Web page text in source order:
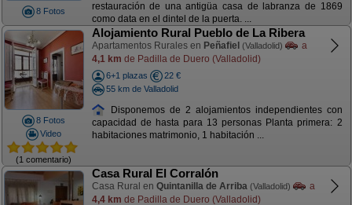
8 Fotos
restauración de una antigüa casa de labranza de 1869
como data en el dintel de la puerta. ...
8 Fotos
Video
(1 comentario)
Alojamiento Rural Pueblo de La Ribera
Apartamentos Rurales en Peñafiel (Valladolid)
a
4,1 km de Padilla de Duero (Valladolid)
6+1 plazas
22 €
55 km de Valladolid
Disponemos de 2 alojamientos independientes con
capacidad de hasta para 13 personas Planta primera: 2
habitaciones matrimonio, 1 habitación ...
Casa Rural El Corralón
Casa Rural en Quintanilla de Arriba (Valladolid)
a
4,4 km de Padilla de Duero (Valladolid)